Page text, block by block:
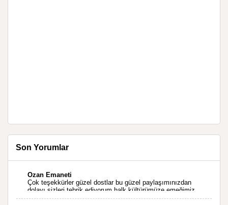
Son Yorumlar
Ozan Emaneti
Çok teşekkürler güzel dostlar bu güzel paylaşımınızdan
dolayı sizleri tebrik ediyorum halk kültürümüze emeğimiz
geçti ise ne mutlu bizlere sizlerin sayesinde türkülerimiz